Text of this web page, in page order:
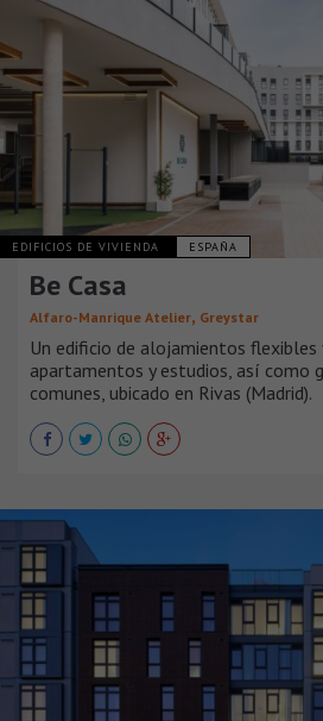
EDIFICIOS DE VIVIENDA ESPAÑA
Be Casa
Alfaro-Manrique Atelier, Greystar
Un edificio de alojamientos
apartamentos y estudios, así como
comunes, ubicado en Rivas (Madrid).